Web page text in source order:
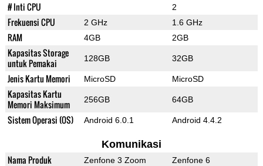
# Inti CPU 2
Frekuensi CPU 2 GHz 1.6 GHz
RAM 4GB 2GB
Kapasitas Storage
untuk Pemakai
128GB 32GB
Jenis Kartu Memori MicroSD MicroSD
Kapasitas Kartu
Memori Maksimum
256GB 64GB
Sistem Operasi (OS) Android 6.0.1 Android 4.4.2
Komunikasi
Nama Produk Zenfone 3 Zoom Zenfone 6